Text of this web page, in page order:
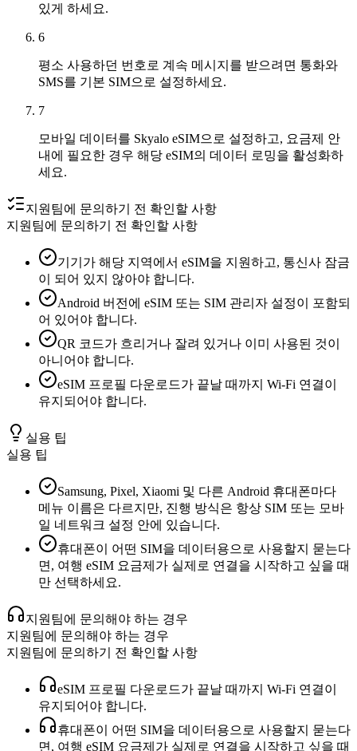
있게 하세요.
6
평소 사용하던 번호로 계속 메시지를 받으려면 통화와
SMS를 기본 SIM으로 설정하세요.
7
모바일 데이터를 Skyalo eSIM으로 설정하고, 요금제 안
내에 필요한 경우 해당 eSIM의 데이터 로밍을 활성화하
세요.
지원팀에 문의하기 전 확인할 사항
지원팀에 문의하기 전 확인할 사항
기기가 해당 지역에서 eSIM을 지원하고, 통신사 잠금
이 되어 있지 않아야 합니다.
Android 버전에 eSIM 또는 SIM 관리자 설정이 포함되
어 있어야 합니다.
QR 코드가 흐리거나 잘려 있거나 이미 사용된 것이
아니어야 합니다.
eSIM 프로필 다운로드가 끝날 때까지 Wi-Fi 연결이
유지되어야 합니다.
실용 팁
실용 팁
Samsung, Pixel, Xiaomi 및 다른 Android 휴대폰마다
메뉴 이름은 다르지만, 진행 방식은 항상 SIM 또는 모바
일 네트워크 설정 안에 있습니다.
휴대폰이 어떤 SIM을 데이터용으로 사용할지 묻는다
면, 여행 eSIM 요금제가 실제로 연결을 시작하고 싶을 때
만 선택하세요.
지원팀에 문의해야 하는 경우
지원팀에 문의해야 하는 경우
지원팀에 문의하기 전 확인할 사항
eSIM 프로필 다운로드가 끝날 때까지 Wi-Fi 연결이
유지되어야 합니다.
휴대폰이 어떤 SIM을 데이터용으로 사용할지 묻는다
면, 여행 eSIM 요금제가 실제로 연결을 시작하고 싶을 때